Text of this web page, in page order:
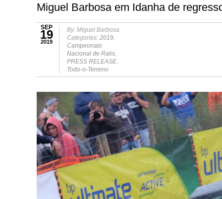
Miguel Barbosa em Idanha de
SEP
19
2019
By: Miguel Barbosa
Categories: 2019,
Campeonato
Nacional de Ralis,
PRESS RELEASE,
Todo-o-Terreno